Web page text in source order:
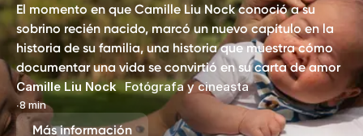
El momento en que Camille Liu Nock conoció a su
sobrino recién nacido, marcó un nuevo capítulo en la
historia de su familia, una historia que muestra cómo
documentar una vida se convirtió en su carta de amor
Camille Liu Nock Fotógrafa y cineasta
∙8 min
Más información